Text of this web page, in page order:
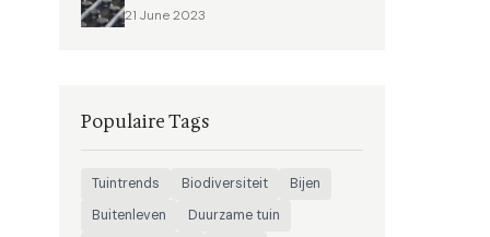
21 June 2023
Populaire Tags
Tuintrends Biodiversiteit
Bijen
Buitenleven
Duurzame tuin